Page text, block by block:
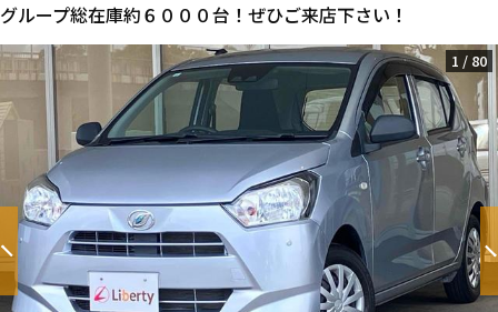
グループ総在庫約６０００台！ぜひご来店下さい！
1 / 80